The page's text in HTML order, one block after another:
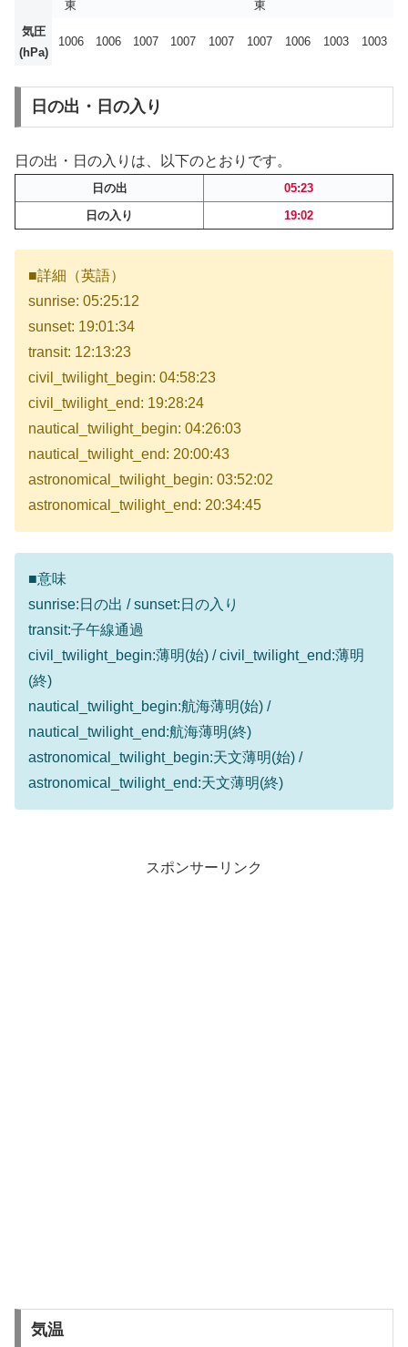
東
東
気圧
(hPa)
1006 1006 1007 1007 1007 1007 1006 1003 1003
日の出・日の入り
日の出・日の入りは、以下のとおりです。
日の出
05:23
日の入り
19:02
■詳細（英語）
sunrise: 05:25:12
sunset: 19:01:34
transit: 12:13:23
civil_twilight_begin: 04:58:23
civil_twilight_end: 19:28:24
nautical_twilight_begin: 04:26:03
nautical_twilight_end: 20:00:43
astronomical_twilight_begin: 03:52:02
astronomical_twilight_end: 20:34:45
■意味
sunrise:日の出 / sunset:日の入り
transit:子午線通過
civil_twilight_begin:薄明(始) / civil_twilight_end:薄明
(終)
nautical_twilight_begin:航海薄明(始) /
nautical_twilight_end:航海薄明(終)
astronomical_twilight_begin:天文薄明(始) /
astronomical_twilight_end:天文薄明(終)
スポンサーリンク
気温